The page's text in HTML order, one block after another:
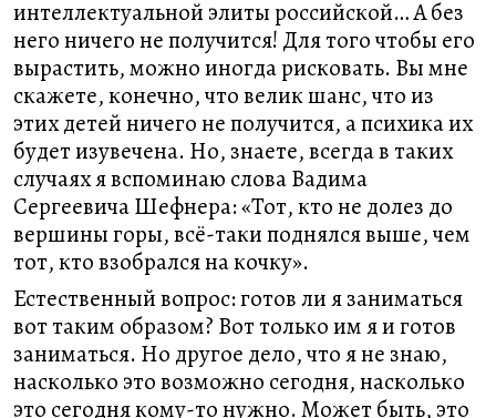
интеллектуальной элиты российской… А без
него ничего не получится! Для того чтобы его
вырастить, можно иногда рисковать. Вы мне
скажете, конечно, что велик шанс, что из
этих детей ничего не получится, а психика их
будет изувечена. Но, знаете, всегда в таких
случаях я вспоминаю слова Вадима
Сергеевича Шефнера: «Тот, кто не долез до
вершины горы, всё-таки поднялся выше, чем
тот, кто взобрался на кочку».
Естественный вопрос: готов ли я заниматься
вот таким образом? Вот только им я и готов
заниматься. Но другое дело, что я не знаю,
насколько это возможно сегодня, насколько
это сегодня кому-то нужно. Может быть, это